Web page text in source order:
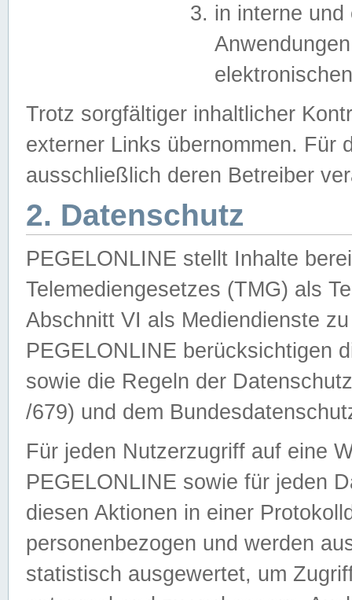
in interne
Trotz sorgfältiger inhaltlicher
externer Links übernommen. Für
ausschließlich deren Betreiber
2. Datenschutz
PEGELONLINE stellt Inhalte
Telemediengesetzes (TMG) als
Abschnitt VI als Mediendienste
PEGELONLINE berücksichtigen
sowie die Regeln der
/679) und dem
Für jeden Nutzerzugriff auf eine
PEGELONLINE sowie für jeden
diesen Aktionen in einer
personenbezogen und werden
statistisch ausgewertet, um